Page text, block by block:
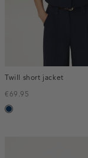
Twill short jacket
€69.95
donkerblauw